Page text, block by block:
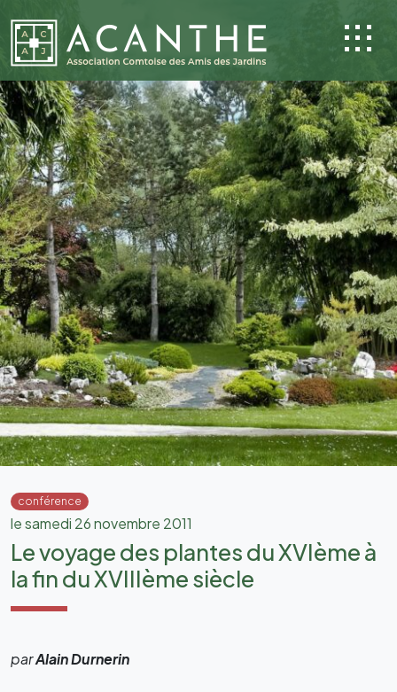
conférence
le samedi 26 novembre 2011
Le voyage des plantes du XVIème à
la fin du XVIIIème siècle
parAlain Durnerin